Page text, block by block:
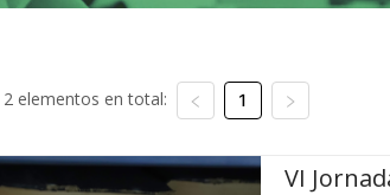
2 elementos en total: 1
VI